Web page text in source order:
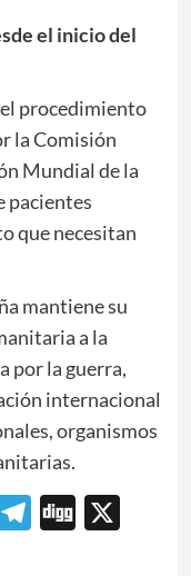
el inicio del
procedimiento
la Comisión
Mundial de la
pacientes
que necesitan
mantiene su
a la
por la guerra,
internacional
organismos
Telegram
Digg
X